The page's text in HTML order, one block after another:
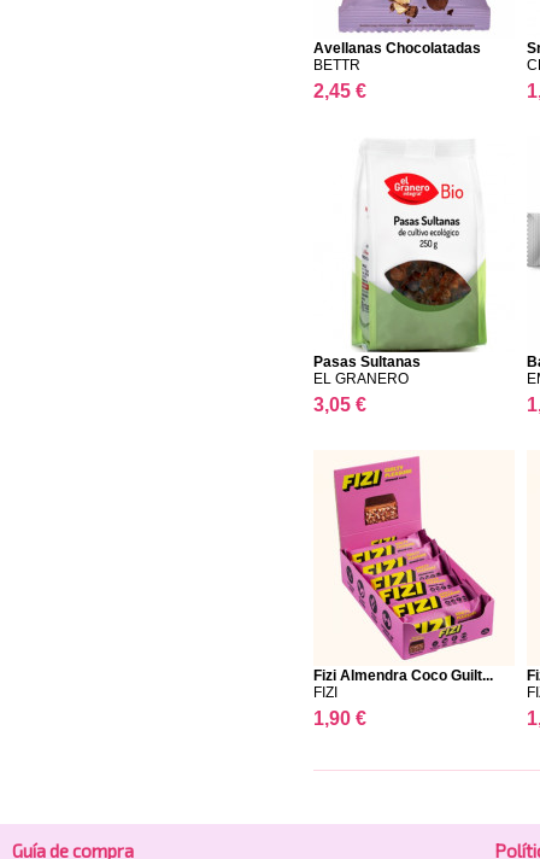
Avellanas Chocolatadas
BETTR
2,45 €
Pasas Sultanas
EL GRANERO
3,05 €
Fizi Almendra Coco Guilt...
FIZI
1,90 €
Guía de compra